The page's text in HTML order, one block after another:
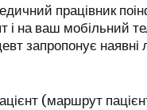
працівник
і на ваш мобільний
запропонує
(маршрут